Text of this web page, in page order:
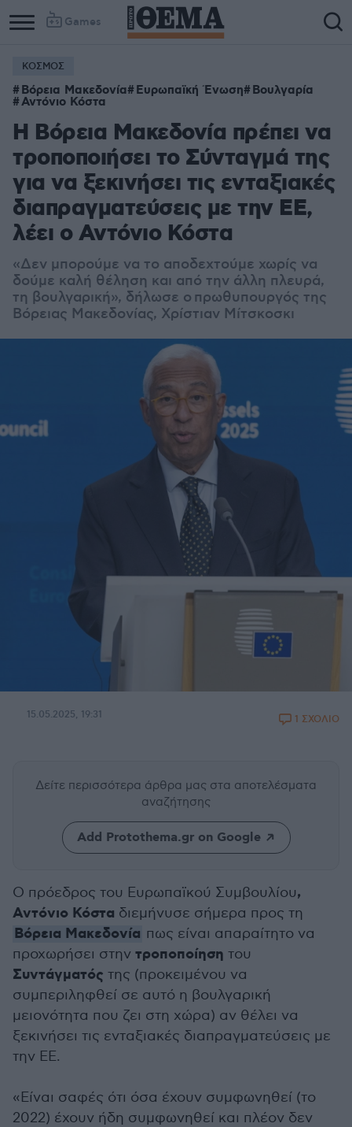
Games
ΚΟΣΜΟΣ
Βόρεια Μακεδονία Ευρωπαϊκή Ένωση Βουλγαρία
Αντόνιο Κόστα
Η Βόρεια Μακεδονία πρέπει να
τροποποιήσει το Σύνταγμά της
για να ξεκινήσει τις ενταξιακές
διαπραγματεύσεις με την ΕΕ,
λέει ο Αντόνιο Κόστα
«Δεν μπορούμε να το αποδεχτούμε χωρίς να
δούμε καλή θέληση και από την άλλη πλευρά,
τη βουλγαρική», δήλωσε ο πρωθυπουργός της
Βόρειας Μακεδονίας, Χρίστιαν Μίτσκοσκι
15.05.2025, 19:31 1 ΣΧΟΛΙΟ
Δείτε περισσότερα άρθρα μας στα αποτελέσματα
αναζήτησης
Add Protothema.gr on Google
Ο πρόεδρος του Ευρωπαϊκού Συμβουλίου,
Αντόνιο Κόστα διεμήνυσε σήμερα προς τη
Βόρεια Μακεδονία πως είναι απαραίτητο να
προχωρήσει στην τροποποίηση του
Συντάγματός της (προκειμένου να
συμπεριληφθεί σε αυτό η βουλγαρική
μειονότητα που ζει στη χώρα) αν θέλει να
ξεκινήσει τις ενταξιακές διαπραγματεύσεις με
την ΕΕ.
«Eίναι σαφές ότι όσα έχουν συμφωνηθεί (το
2022) έχουν ήδη συμφωνηθεί και πλέον δεν